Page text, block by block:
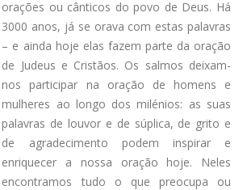
orações ou cânticos do povo de Deus. Há
3000 anos, já se orava com estas palavras
– e ainda hoje elas fazem parte da oração
de Judeus e Cristãos. Os salmos deixam-
nos participar na oração de homens e
mulheres ao longo dos milénios: as suas
palavras de louvor e de súplica, de grito e
de agradecimento podem inspirar e
enriquecer a nossa oração hoje. Neles
encontramos tudo o que preocupa ou